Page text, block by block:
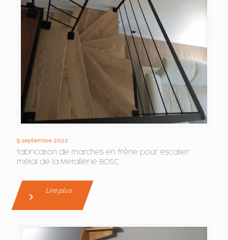
9 septembre 2022
fabrication de marches en frêne pour escalier
métal de la Metallerie BOSC
Lire plus